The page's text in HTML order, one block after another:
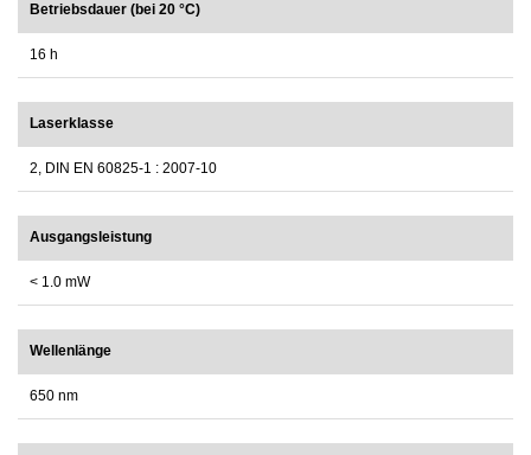
Betriebsdauer (bei 20 °C)
16 h
Laserklasse
2, DIN EN 60825-1 : 2007-10
Ausgangsleistung
< 1.0 mW
Wellenlänge
650 nm